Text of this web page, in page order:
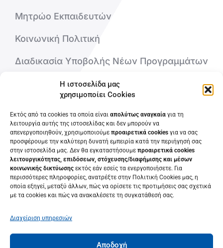
Η ιστοσελίδα μας
χρησιμοποίει Cookies
Εκτός από τα cookies τα οποία είναι απολύτως αναγκαία για τη
λειτουργία αυτής της ιστοσελίδας και δεν μπορούν να
απενεργοποιηθούν, χρησιμοποιούμε προαιρετικά cookies για να σας
προσφέρουμε την καλύτερη δυνατή εμπειρία κατά την περιήγησή σας
στην ιστοσελίδα μας. Δεν θα εγκαταστήσουμε προαιρετικά cookies
λειτουργικότητας, επιδόσεων, στόχευσης/διαφήμισης και μέσων
κοινωνικής δικτύωσης εκτός εάν εσείς τα ενεργοποιήσετε. Για
περισσότερες πληροφορίες, ανατρέξτε στην Πολιτική Cookies μας, η
οποία εξηγεί, μεταξύ άλλων, πώς να ορίσετε τις προτιμήσεις σας σχετικά
με τα cookies και πώς να ανακαλέσετε τη συγκατάθεσή σας.
Διαχείριση υπηρεσιών
Αποδοχή
Μητρώο Εκπαιδευτών
Κοινωνική Πολιτική
Διαδικασία Υποβολής Νέων Προγραμμάτων
Ποιοι είμαστε
Επικοινωνήστε μαζί μας
Συχνές Ερωτήσεις
© 2022 • Κ.Ε.ΔΙ.ΒΙ.Μ. Πανεπιστημίου Πατρών• Πανεπιστήμιο